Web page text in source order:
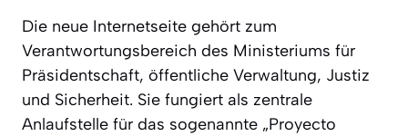
Die neue Internetseite gehört zum
Verantwortungsbereich des Ministeriums für
Präsidentschaft, öffentliche Verwaltung, Justiz
und Sicherheit. Sie fungiert als zentrale
Anlaufstelle für das sogenannte „Proyecto